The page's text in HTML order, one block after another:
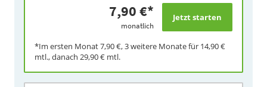
7,90 €*
monatlich
*Im ersten Monat7,90 €, 3 weitere Monate für 14,90 €
mtl., danach 29,90 € mtl.